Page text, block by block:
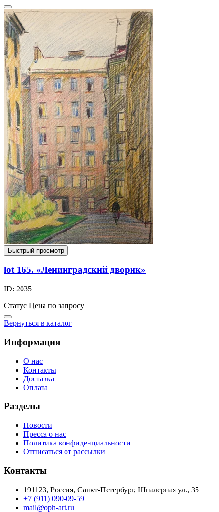
Быстрый просмотр
lot 165. «Ленинградский дворик»
ID: 2035
Статус Цена по запросу
Вернуться в каталог
Информация
О нас
Контакты
Доставка
Оплата
Разделы
Новости
Пресса о нас
Политика конфиденциальности
Отписаться от рассылки
Контакты
191123, Россия, Санкт-Петербург, Шпалерная ул., 35
+7 (911) 090-09-59
mail@oph-art.ru